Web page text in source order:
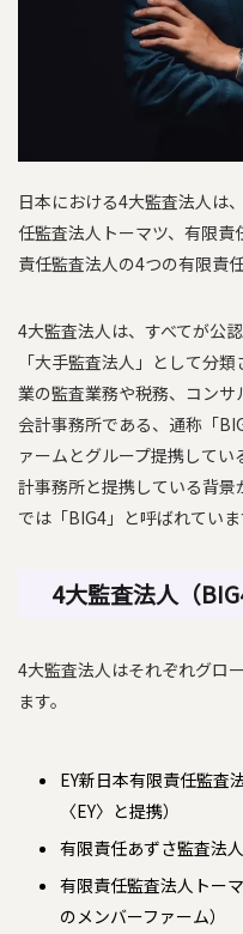
日本における4大監査法人は
任監査法人トーマツ、有限
責任監査法人の4つの有限責
4大監査法人は、すべてが公
「大手監査法人」として分
業の監査業務や税務、コン
会計事務所である、通称「
ァームとグループ提携して
計事務所と提携している背
では「BIG4」と呼ばれていま
4大監査法人（
4大監査法人はそれぞれグロ
ます。
EY新日本有限責任監査
〈EY〉と提携）
有限責任あずさ監査法人
有限責任監査法人トー
のメンバーファーム）